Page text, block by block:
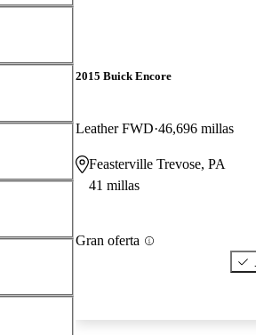
2015 Buick Encore
Leather FWD 46,696 millas
Feasterville Trevose, PA
41 millas
Gran oferta